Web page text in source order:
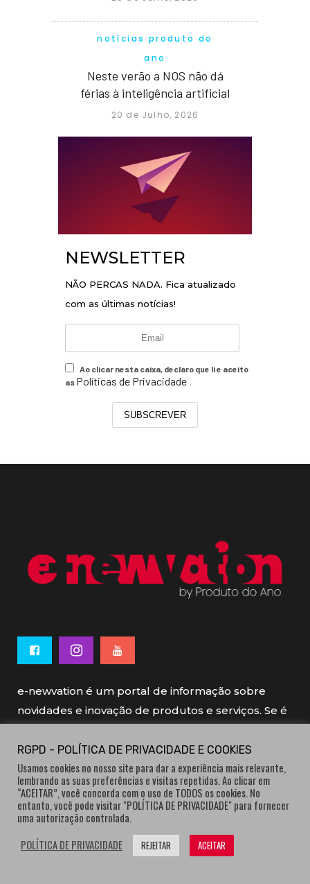
notícias produto do
ano
Neste verão a NOS não dá
férias à inteligência artificial
20 de Julho, 2026
NEWSLETTER
NÃO PERCAS NADA. Fica atualizado
com as últimas notícias!
Ao clicar nesta caixa, declaro que li e aceito
as Políticas de Privacidade
SUBSCREVER
e-newvation é um portal de informação sobre
novidades e inovação de produtos e serviços. Se é
e-newvation tem o patrocínio do “Produto do
Ano”, o prémio de inovação atribuído por
consumidores.
RGPD - POLÍTICA DE PRIVACIDADE E COOKIES
Usamos cookies no nosso site para dar a experiência mais relevante,
lembrando as suas preferências e visitas repetidas. Ao clicar em
“ACEITAR”, você concorda com o uso de TODOS os cookies. No
entanto, você pode visitar "POLÍTICA DE PRIVACIDADE" para fornecer
uma autorização controlada.
POLÍTICA DE PRIVACIDADE
REJEITAR ACEITAR